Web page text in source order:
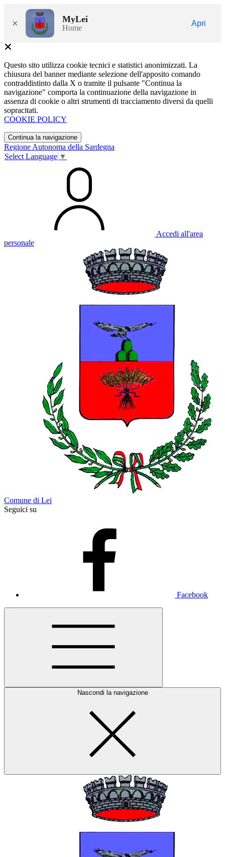
× MyLei
Home
Apri
Questo sito utilizza cookie tecnici e statistici anonimizzati. La
chiusura del banner mediante selezione dell'apposito comando
contraddistinto dalla X o tramite il pulsante "Continua la
navigazione" comporta la continuazione della navigazione in
assenza di cookie o altri strumenti di tracciamento diversi da quelli
sopracitati.
COOKIE POLICY
Continua la navigazione
Regione Autonoma della Sardegna
Select Language ▼
Accedi all'area
personale
Comune di Lei
Seguici su
Facebook
Nascondi la navigazione